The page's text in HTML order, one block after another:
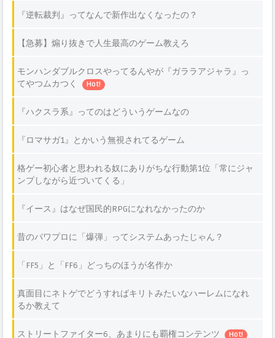
『逆転裁判』ってなんで新作出なくなったの？
【急募】煽り抜きで人生最高のゲーム教えろ
モンハンダブルクロスやってるんやが『ガララアジャラ』っ
てやつムカつく
Hot!
『ハクスラ系』ってのはどういうゲームなの
『ロマサガ1』とかいう無視されてるゲーム
格ゲー初心者と思われる奴にありがちな行動第1位「常にジャ
ンプしながら近づいてくる」
『イース』はなぜ国民的RPGになれなかったのか
昔のパワプロに「爆弾」ってシステムあったじゃん？
「FF5」と「FF6」どっちのほうが名作か
真面目にネトゲでどうすればキリトみたいなハーレムになれ
るか教えて
ストリートファイター6、あまりにも覇権コンテンツ Hot!